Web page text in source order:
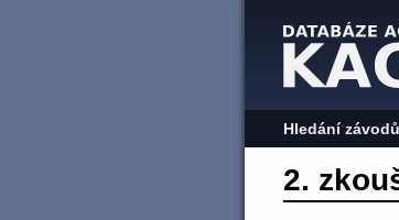
Hledání závodů
2.